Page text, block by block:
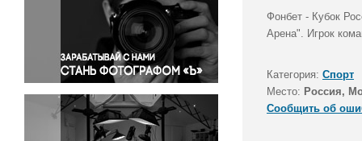
Политика
Правосудие
Происшествия и конфликты
Религия
Светская жизнь
Спорт
Экология
Фонбет - Кубок
Арена". Игрок
Категория: Спорт
Место: Россия,
Сообщить об